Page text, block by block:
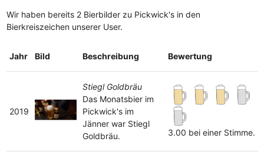
Wir haben bereits 2 Bierbilder zu Pickwick's in den
Bierkreiszeichen unserer User.
Jahr Bild Beschreibung Bewertung
2019
Stiegl Goldbräu
Das Monatsbier im
Pickwick's im
Jänner war Stiegl
Goldbräu.
3.00 bei einer Stimme.